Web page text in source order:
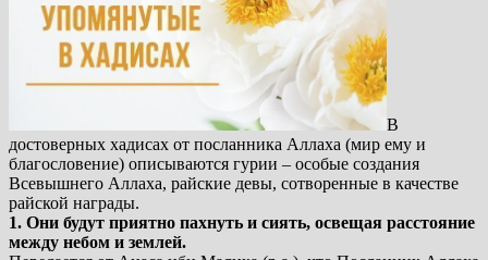
В
достоверных хадисах от посланника Аллаха (мир ему и
благословение) описываются гурии – особые создания
Всевышнего Аллаха, райские девы, сотворенные в качестве
райской награды.
1. Они будут приятно пахнуть и сиять, освещая расстояние
между небом и землей.